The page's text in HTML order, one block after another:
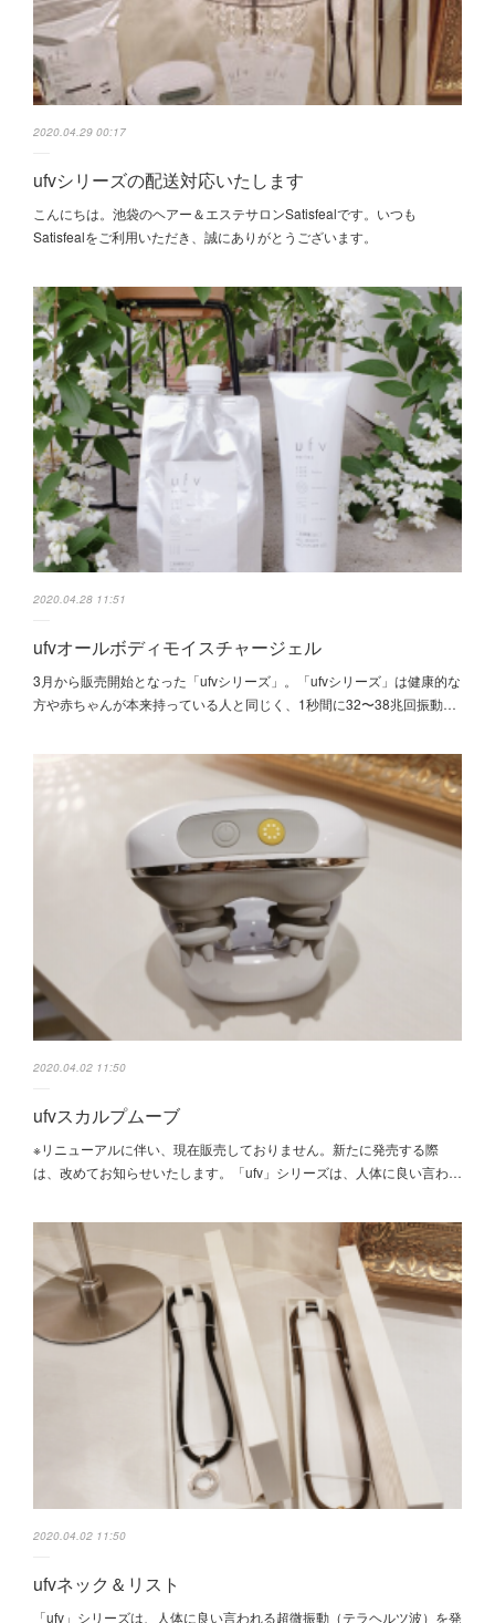
2020.04.29 00:17
ufvシリーズの配送対応いたします
こんにちは。池袋のヘアー＆エステサロンSatisfealです。いつも
Satisfealをご利用いただき、誠にありがとうございます。
2020.04.28 11:51
ufvオールボディモイスチャージェル
3月から販売開始となった「ufvシリーズ」。「ufvシリーズ」は健康的な
方や赤ちゃんが本来持っている人と同じく、1秒間に32〜38兆回振動…
2020.04.02 11:50
ufvスカルプムーブ
※リニューアルに伴い、現在販売しておりません。新たに発売する際
は、改めてお知らせいたします。「ufv」シリーズは、人体に良い言わ…
2020.04.02 11:50
ufvネック＆リスト
「ufv」シリーズは、人体に良い言われる超微振動（テラヘルツ波）を発